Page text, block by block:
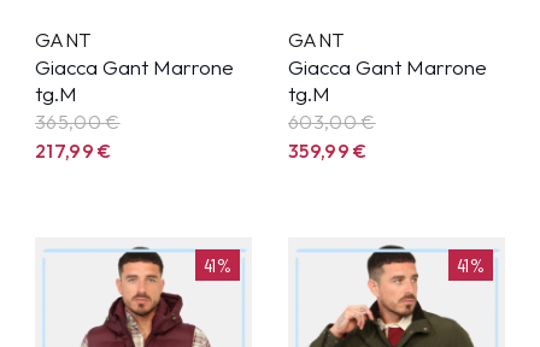
GANT
Giacca Gant Marrone
tg.M
365,00 €
217,99€
GANT
Giacca Gant Marrone
tg.M
603,00 €
359,99€
41% 41%